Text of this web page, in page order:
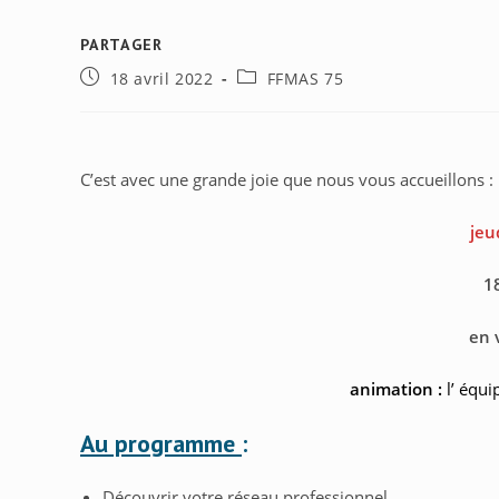
PARTAGER
CE
Publication
18 avril 2022
PostFFMAS 75
C’est avec une grande joie que nous vous accueillons :
en
animation : l’
Au programme :